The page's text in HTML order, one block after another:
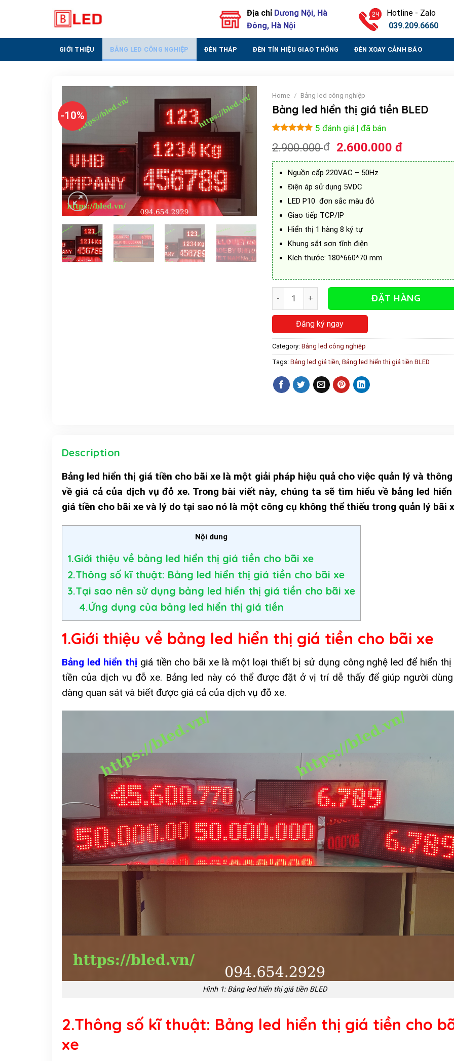
Địa chỉ Dương Nội, Hà
Đông, Hà Nội
Hotline - Zalo
039.209.6660
GIỚI THIỆU BẢNG LED CÔNG NGHIỆP ĐÈN THÁP ĐÈN TÍN HIỆU GIAO THÔNG ĐÈN XOAY CẢNH BÁO
-10%
Home / Bảng led công nghiệp
Bảng led hiển thị giá tiền BLED
out of 5
customer
rating
5 đánh giá| đã bán
2.900.000đ 2.600.000 đ
Nguồn cấp 220VAC – 50Hz
Điện áp sử dụng 5VDC
LED P10 đơn sắc màu đỏ
Giao tiếp TCP/IP
Hiển thị 1 hàng 8 ký tự
Khung sắt sơn tĩnh điện
Kích thước: 180*660*70 mm
Bảng led hiển thị giá tiền BLED quantity
ĐẶT HÀNG
Đăng ký ngay
Category: Bảng led công nghiệp
Tags: Bảng led giá tiền Bảng led hiển thị giá tiền BLED
Description
Bảng led hiển thị giá tiền cho bãi xe là một giải pháp hiệu quả cho việc quản lý và
về giá cả của dịch vụ đỗ xe. Trong bài viết này, chúng ta sẽ tìm hiểu về bảng led
giá tiền cho bãi xe và lý do tại sao nó là một công cụ không thể thiếu trong quản lý bãi
Nội dung
1.Giới thiệu về bảng led hiển thị giá tiền cho bãi xe
2.Thông số kĩ thuật: Bảng led hiển thị giá tiền cho bãi xe
3.Tại sao nên sử dụng bảng led hiển thị giá tiền cho bãi xe
4.Ứng dụng của bảng led hiển thị giá tiền
1.Giới thiệu về bảng led hiển thị giá tiền cho bãi xe
Bảng led hiển thị giá tiền cho bãi xe là một loại thiết bị sử dụng công nghệ led để hiển thị
tiền của dịch vụ đỗ xe. Bảng led này có thể được đặt ở vị trí dễ thấy để giúp người
dàng quan sát và biết được giá cả của dịch vụ đỗ xe.
Hình 1: Bảng led hiển thị giá tiền BLED
2.Thông số kĩ thuật: Bảng led hiển thị giá tiền cho
xe